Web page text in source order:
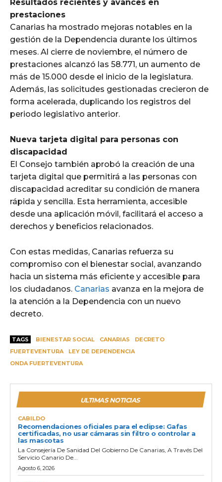
Resultados recientes y avances en
prestaciones
Canarias ha mostrado mejoras notables en la
gestión de la Dependencia durante los últimos
meses. Al cierre de noviembre, el número de
prestaciones alcanzó las 58.771, un aumento de
más de 15.000 desde el inicio de la legislatura.
Además, las solicitudes gestionadas crecieron de
forma acelerada, duplicando los registros del
periodo legislativo anterior.
Nueva tarjeta digital para personas con
discapacidad
El Consejo también aprobó la creación de una
tarjeta digital que permitirá a las personas con
discapacidad acreditar su condición de manera
rápida y sencilla. Esta herramienta, accesible
desde una aplicación móvil, facilitará el acceso a
derechos y beneficios relacionados.
Con estas medidas, Canarias refuerza su
compromiso con el bienestar social, avanzando
hacia un sistema más eficiente y accesible para
los ciudadanos. Canarias avanza en la mejora de
la atención a la Dependencia con un nuevo
decreto.
TAGS BIENESTAR SOCIAL CANARIAS
DECRETO
FUERTEVENTURA
LEY DE DEPENDENCIA
ONDA FUERTEVENTURA
ULTIMAS NOTICIAS
CABILDO
Recomendaciones oficiales para el eclipse: Gafas
certificadas, no usar cámaras sin filtro o controlar a
las mascotas
La Consejería De Sanidad Del Gobierno De Canarias, A Través Del
Servicio Canario De...
Agosto 6, 2026